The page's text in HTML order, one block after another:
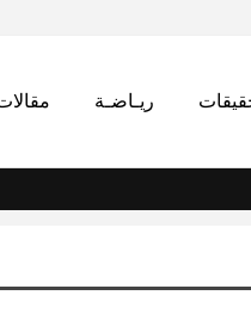
ريـاضـة